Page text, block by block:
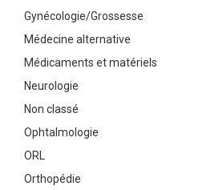
Gynécologie/Grossesse
Médecine alternative
Médicaments et matériels
Neurologie
Non classé
Ophtalmologie
ORL
Orthopédie